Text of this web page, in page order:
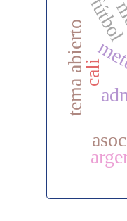
cali
tema abierto